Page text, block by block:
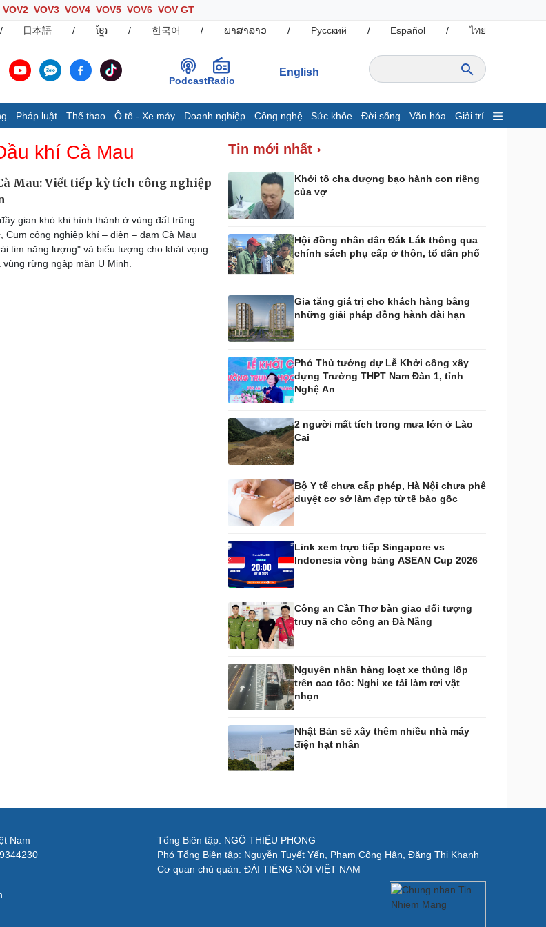
VOV2 VOV3 VOV4 VOV5 VOV6 VOV GT
/ 日本語 / ខ្មែរ / 한국어 / ພາສາລາວ / Русский / Español / ไทย
PodcastRadio
English
Pháp luật Thể thao Ô tô - Xe máy Doanh nghiệp Công nghệ Sức khỏe Đời sống Văn hóa Giải trí
đó đây
Multimedia
Video
E-Magazine
Kinh tế
Khởi nghiệp
Tiêu dùng
Doanh nghiệp
Công nghệ
Sành điệu
Trải nghiệm
Chuyển đổi số
Sức khỏe
Sản phụ khoa
Nhi khoa
Phòng mạch online
Ăn sạch sống khỏe
Quân sự - Quốc phòng
Vũ khí
Việt Nam
Phân tích
khí Cà Mau
Mau: Viết tiếp kỳ tích công nghiệp
gian khó khi hình thành ở vùng đất trũng
Cụm công nghiệp khí – điện – đạm Cà Mau
tim năng lượng" và biểu tượng cho khát vọng
rừng ngập mặn U Minh.
Tin mới nhất ›
Khởi tố cha dượng bạo hành con riêng
của vợ
Hội đồng nhân dân Đắk Lắk thông qua
chính sách phụ cấp ở thôn, tổ dân phố
Gia tăng giá trị cho khách hàng bằng
những giải pháp đồng hành dài hạn
Phó Thủ tướng dự Lễ Khởi công xây
dựng Trường THPT Nam Đàn 1, tỉnh
Nghệ An
2 người mất tích trong mưa lớn ở Lào
Cai
Bộ Y tế chưa cấp phép, Hà Nội chưa phê
duyệt cơ sở làm đẹp từ tế bào gốc
Link xem trực tiếp Singapore vs
Indonesia vòng bảng ASEAN Cup 2026
Công an Cần Thơ bàn giao đối tượng
truy nã cho công an Đà Nẵng
Nguyên nhân hàng loạt xe thủng lốp
trên cao tốc: Nghi xe tải làm rơi vật
nhọn
Nhật Bản sẽ xây thêm nhiều nhà máy
điện hạt nhân
Nam
Tổng Biên tập: NGÔ THIỆU PHONG
Phó Tổng Biên tập: Nguyễn Tuyết Yến, Phạm Công Hân, Đặng Thị Khanh
Cơ quan chủ quản: ĐÀI TIẾNG NÓI VIỆT NAM